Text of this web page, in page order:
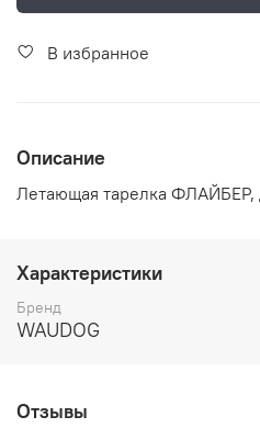
В избранное
Описание
Летающая тарелка ФЛАЙБЕР,
Характеристики
Бренд
WAUDOG
Отзывы